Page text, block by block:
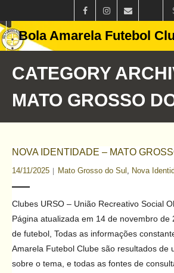
Bola Amarela Futebol
Clubes
Campeonatos
Feminino
Curiosidades
CATEGORY
MATO GROSSO
NOVA IDENTIDADE – MATO
14/11/2025 Mato Grosso do Sul , Nova
Clubes URSO – União Recreativo Social
Página atualizada em 14 de novembro de
de futebol, Todas as informações
Amarela Futebol Clube são resultados de
sobre o tema, e todas as fontes de